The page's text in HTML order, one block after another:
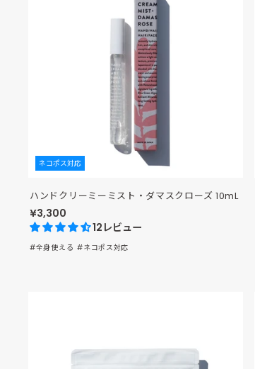
ネコポス対応
ハンドクリーミーミスト・ダマスクローズ 10mL
¥3,300
12レビュー
#全身使える #ネコポス対応